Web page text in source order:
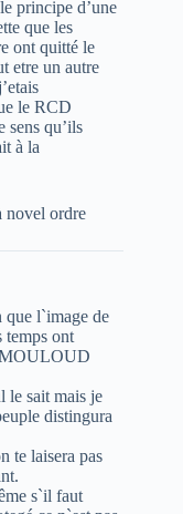
principe d’une
que les
ont quitté le
etre un autre
le RCD
sens qu’ils
à la
novel ordre
l`image de
temps ont
le sait mais je
distingura
te laisera pas
s`il faut